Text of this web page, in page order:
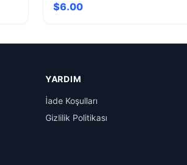
$6.00
YARDIM
İade Koşulları
Gizlilik Politikası